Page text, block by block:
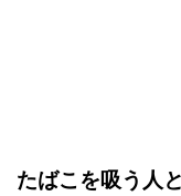
たばこを吸う人